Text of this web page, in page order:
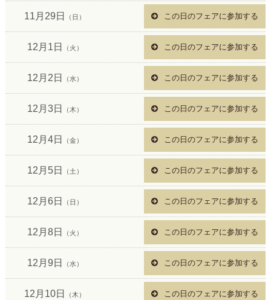
11月29日 （日） この日のフェアに参加する
12月1日 （火） この日のフェアに参加する
12月2日 （水） この日のフェアに参加する
12月3日 （木） この日のフェアに参加する
12月4日 （金） この日のフェアに参加する
12月5日 （土） この日のフェアに参加する
12月6日 （日） この日のフェアに参加する
12月8日 （火） この日のフェアに参加する
12月9日 （水） この日のフェアに参加する
12月10日 （木） この日のフェアに参加する